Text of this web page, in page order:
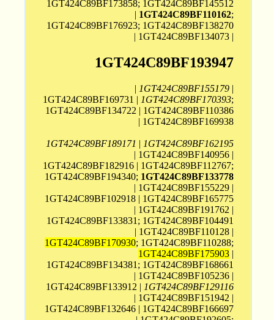
1GT424C89BF173858; 1GT424C89BF145512
| 1GT424C89BF110162;
1GT424C89BF176923; 1GT424C89BF138270
| 1GT424C89BF134073 |
1GT424C89BF193947
| 1GT424C89BF155179 |
1GT424C89BF169731 | 1GT424C89BF170393;
1GT424C89BF134722 | 1GT424C89BF110386
| 1GT424C89BF169938
1GT424C89BF189171 | 1GT424C89BF162195
| 1GT424C89BF140956 |
1GT424C89BF182916 | 1GT424C89BF112767;
1GT424C89BF194340; 1GT424C89BF133778
| 1GT424C89BF155229 |
1GT424C89BF102918 | 1GT424C89BF165775
| 1GT424C89BF191762 |
1GT424C89BF133831; 1GT424C89BF104491
| 1GT424C89BF110128 |
1GT424C89BF170930; 1GT424C89BF110288;
1GT424C89BF175903 |
1GT424C89BF134381; 1GT424C89BF168661
| 1GT424C89BF105236 |
1GT424C89BF133912 | 1GT424C89BF129116
| 1GT424C89BF151942 |
1GT424C89BF132646 | 1GT424C89BF166697